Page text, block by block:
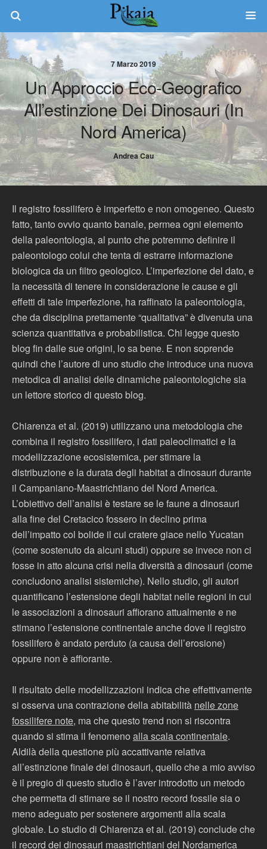
7 Marzo 2019
Un Approccio Eco-Geografico
All’estinzione Dei Dinosauri (in
Nord America)
Andrea Cau
Il registro fossilifero è imperfetto e non omogeneo. Questo
fatto, tanto ovvio quanto banale, permea ogni elemento
della paleontologia, al punto che potremmo definire il
paleontologo colui che tenta di estrarre informazione
biologica da un filtro geologico. L’imperfezione del dato, e
la necessità di tenere in considerazione le cause e gli
effetti di tale imperfezione, ha raffinato la paleontologia,
che da disciplina prettamente “qualitativa” è divenuta una
scienza quantitativa e probabilistica. Chi legge questo
blog fin dalle sue origini, lo sa bene. E non soprende
quindi che l’autore di uno studio che introduce una nuova
metodica di analisi delle dinamiche paleontologiche sia
un lettore storico di questo blog.
Chiarenza et al. (2019) utilizzano una metodologia che
combina il registro fossilifero, i dati paleoclimatici e la
modellizzazione ecosistemica, per stimare la
distribuzione e la durata degli habitat a dinosauri durante
il Campaniano-Maastrichtiano del Nord America.
L’obiettivo dell’analisi è testare se le faune a dinosauri
alla fine del Cretacico fossero in declino prima
dell’impatto col bolide il cui cratere giace nello Yucatan
(come sostenuto da alcuni studi) oppure se invece non ci
fosse in atto alcuna crisi nella diversità a dinosauri (come
concludono analisi sistemiche). Nello studio, gli autori
quantificano l’estensione degli habitat nelle regioni in cui
le associazioni a dinosauri affiorano attualmente e ne
stimano l’estensione continentale anche dove il registro
fossilifero è andato perduto (a causa dell’erosione)
oppure non è affiorante.
Il risultato delle modellizzazioni indica che effettivamente
si osserva una contrazione della abitabilità nelle zone
fossilifere note, ma che questo trend non si riscontra
quando si stima il fenomeno alla scala continentale.
Aldilà della questione più accattivante relativa
all’estinzione finale dei dinosauri, quello che a mio avviso
è il pregio di questo studio è l’aver introdotto un metodo
che permetta di stimare se il nostro record fossile sia o
meno adeguato per sostenere argomenti alla scala
globale. Lo studio di Chiarenza et al. (2019) conclude che
il record dei dinosauri maastrichtiani del Nordamerica